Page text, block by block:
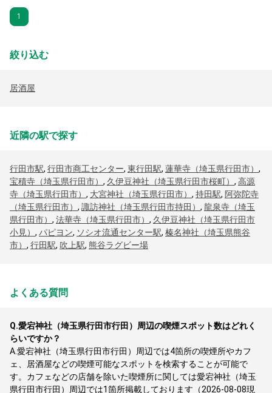
1
絞り込む
居酒屋
近隣の駅で探す
行田市駅, 行田市商工センター, 東行田駅, 蓮華寺（埼玉県行田市） ,
宝積寺（埼玉県行田市） , 久伊豆神社（埼玉県行田市桜町） , 高源
寺（埼玉県行田市） , 大宮神社（埼玉県行田市） , 持田駅, 阿弥陀寺
（埼玉県行田市） , 諏訪神社（埼玉県行田市持田） , 龍泉寺（埼玉
県行田市） , 法華寺（埼玉県行田市） , 久伊豆神社（埼玉県行田市
小見） , パピヨン, ソシオ流通センター駅, 榛名神社（埼玉県熊谷
市） , 行田駅, 吹上駅, 熊谷ラグビー場
よくある質問
Q.愛宕神社（埼玉県行田市行田）周辺の喫煙スポット数はどれく
らいですか？
A.愛宕神社（埼玉県行田市行田）周辺では4箇所の喫煙所やカフ
ェ、居酒屋などの喫煙可能なスポットを検索することが可能で
す。カフェなどの店舗を除いた喫煙所に関しては愛宕神社（埼玉
県行田市行田）周辺では1箇所掲載しております（2026-08-08現